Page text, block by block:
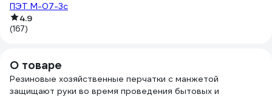
ПЭТ М-07-3с
4.9
(167)
О товаре
Резиновые хозяйственные перчатки с манжетой
защищают руки во время проведения бытовых и